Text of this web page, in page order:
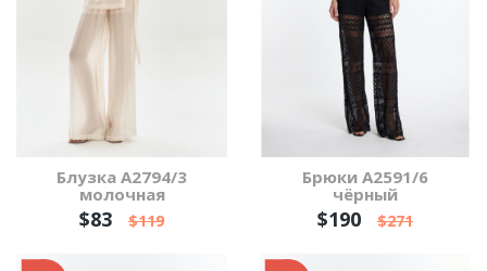
Блузка А2794/3
молочная
$83 $119
Брюки А2591/6
чёрный
$190 $271